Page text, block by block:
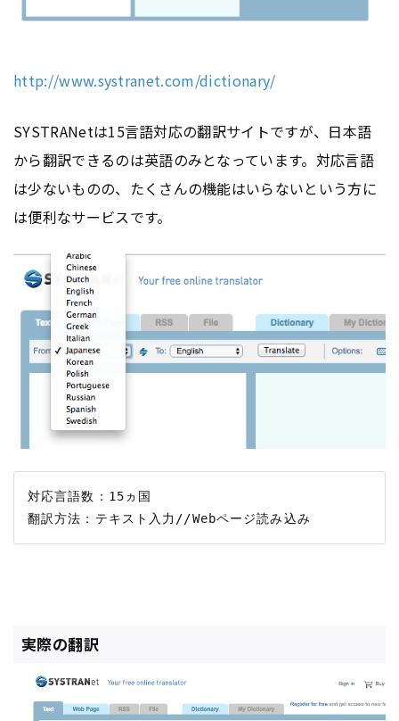
http://www.systranet.com/dictionary/
SYSTRANetは15言語対応の翻訳サイトですが、日本語
から翻訳できるのは英語のみとなっています。対応言語
は少ないものの、たくさんの機能はいらないという方に
は便利なサービスです。
対応言語数：15ヵ国
実際の翻訳